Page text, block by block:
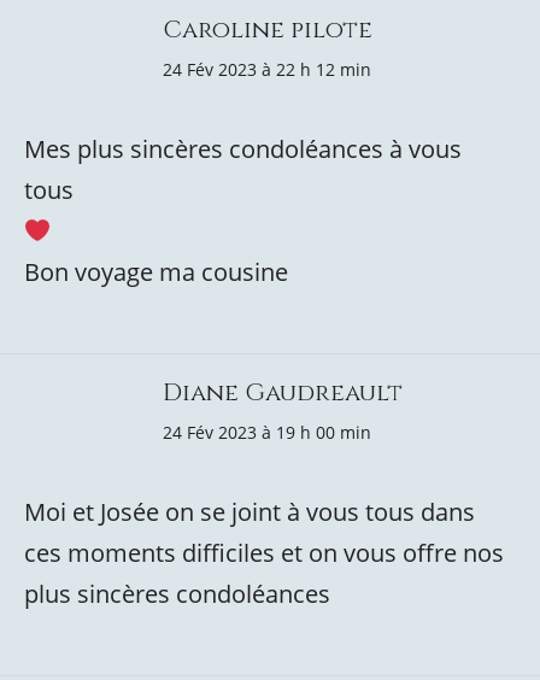
Caroline pilote
24 Fév 2023 à 22 h 12 min
Mes plus sincères condoléances à vous
tous
Bon voyage ma cousine
Diane Gaudreault
24 Fév 2023 à 19 h 00 min
Moi et Josée on se joint à vous tous dans
ces moments difficiles et on vous offre nos
plus sincères condoléances